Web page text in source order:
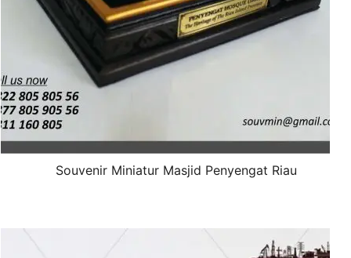
Souvenir Miniatur Masjid Penyengat Riau